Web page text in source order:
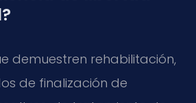
demuestren rehabilitación,
de finalización de